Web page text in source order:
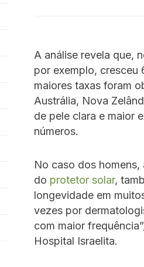
A análise revela que,
por exemplo, cresceu
maiores taxas foram
Austrália, Nova
de pele clara e maior
números.
No caso dos
do protetor solar,
longevidade em
vezes por
com maior
Hospital Israelita.